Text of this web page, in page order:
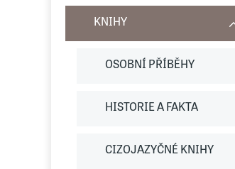
KNIHY
OSOBNÍ PŘÍBĚHY
HISTORIE A FAKTA
CIZOJAZYČNÉ KNIHY